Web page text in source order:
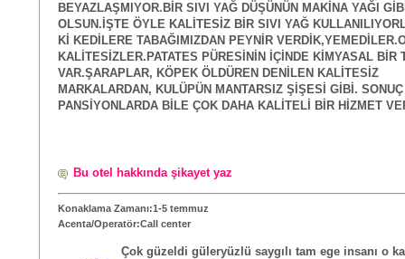
BEYAZLAŞMIYOR.BİR SIVI YAĞ DÜŞÜNÜN MAKİNA YAĞI
OLSUN.İŞTE ÖYLE KALİTESİZ BİR SIVI YAĞ
Kİ KEDİLERE TABAĞIMIZDAN PEYNİR
KALİTESİZLER.PATATES PÜRESİNİN İÇİNDE KİMYASAL BİR
VAR.ŞARAPLAR, KÖPEK ÖLDÜREN DENİLEN KALİTESİZ
MARKALARDAN, KULÜPÜN MANTARSIZ ŞİŞESİ GİBİ.
PANSİYONLARDA BİLE ÇOK DAHA KALİTELİ BİR HİZMET
Bu otel hakkında şikayet yaz
Konaklama Zamanı:1-5 temmuz
Acenta/Operatör:Call center
Çok güzeldi güleryüzlü saygılı tam ege insanı o